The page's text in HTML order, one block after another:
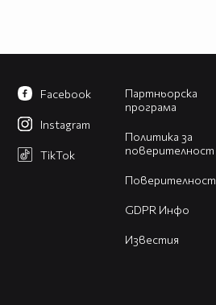
Партньорска
програма
Политика за
поверителност
Поверителност
GDPR Инфо
Известия
Facebook
Instagram
TikTok